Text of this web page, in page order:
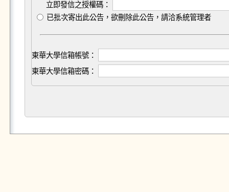
立即發信之授權碼：
已批次寄出此公告，欲刪除此公告，請洽系統管理者
東華大學信箱帳號：
東華大學信箱密碼：